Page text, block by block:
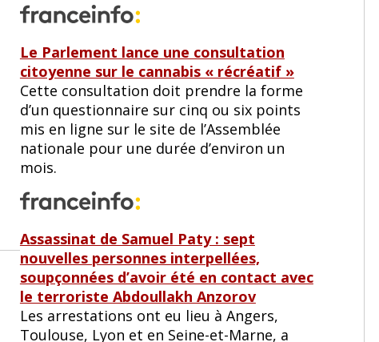
Le Parlement lance une consultation
citoyenne sur le cannabis « récréatif »
Cette consultation doit prendre la forme
d’un questionnaire sur cinq ou six points
mis en ligne sur le site de l’Assemblée
nationale pour une durée d’environ un
mois.
Assassinat de Samuel Paty : sept
nouvelles personnes interpellées,
soupçonnées d’avoir été en contact avec
le terroriste Abdoullakh Anzorov
Les arrestations ont eu lieu à Angers,
Toulouse, Lyon et en Seine-et-Marne, a